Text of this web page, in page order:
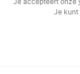
Je accepteert onze
Je kunt